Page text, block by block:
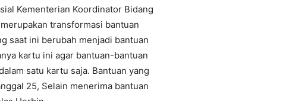
Kementerian Koordinator Bidang
transformasi bantuan
saat ini berubah menjadi bantuan
kartu ini agar bantuan-bantuan
satu kartu saja. Bantuan yang
25, Selain menerima bantuan